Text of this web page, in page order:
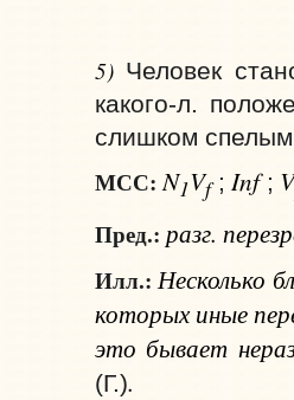
5) Человек
какого‑л.
слишком
МСС: N1Vf; Inf; V
Пред.: разг.
Илл.: Несколько
которых иные
это бывает
(Г.).